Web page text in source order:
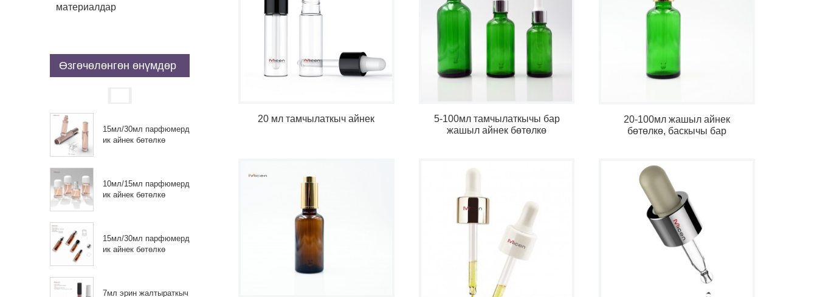
материалдар
Өзгөчөлөнгөн өнүмдөр
15мл/30мл парфюмерд
ик айнек бөтөлкө
10мл/15мл парфюмерд
ик айнек бөтөлкө
15мл/30мл парфюмерд
ик айнек бөтөлкө
7мл эрин жалтыраткыч
20 мл тамчылаткыч айнек
5-100мл тамчылаткычы бар
жашыл айнек бөтөлкө
20-100мл жашыл айнек
бөтөлкө, баскычы бар